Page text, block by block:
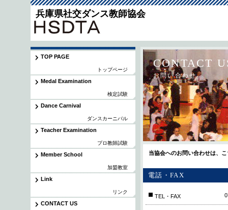
兵庫県社交ダンス教師協会
お問い合わせ
CONTACT
当協会へのお問い合わせは、
電話・FAX
TEL・FAX
トップページ
TOP PAGE
検定試験
Medal Examination
ダンスカーニバル
Dance Carnival
プロ教師試験
Teacher Examination
加盟教室
Member School
リンク
Link
CONTACT US